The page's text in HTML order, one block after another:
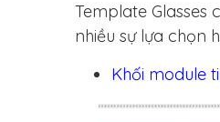
Template
nhiều sự lựa chọn
Khối module